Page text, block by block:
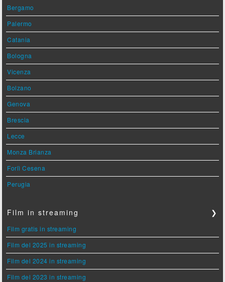
Bergamo
Palermo
Catania
Bologna
Vicenza
Bolzano
Genova
Brescia
Lecce
Monza Brianza
Forlì Cesena
Perugia
Film in streaming ❯
Film gratis in streaming
Film del 2025 in streaming
Film del 2024 in streaming
Film del 2023 in streaming